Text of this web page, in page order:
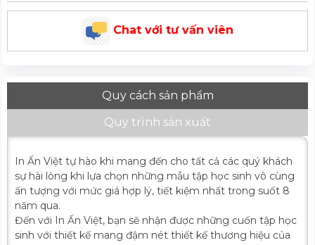
Chat với tư vấn viên
Quy cách sản phẩm
Quy trình sản xuất
In Ấn Việt tự hào khi mang đến cho tất cả các quý khách
sự hài lòng khi lựa chọn những mẫu tập học sinh vô cùng
ấn tượng với mức giá hợp lý, tiết kiệm nhất trong suốt 8
năm qua.
Đến với In Ấn Việt, bạn sẽ nhận được những cuốn tập học
sinh với thiết kế mang đậm nét thiết kế thương hiệu của